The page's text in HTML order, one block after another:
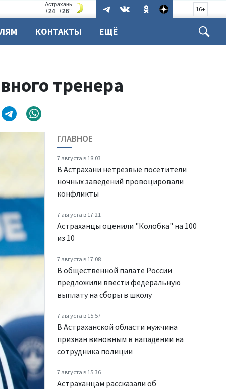
16+
КОНТАКТЫ ЕЩЁ
тренера
ГЛАВНОЕ
7 августа в 18:03
В Астрахани нетрезвые посетители
ночных заведений провоцировали
конфликты
7 августа в 17:21
Астраханцы оценили "Колобка" на 100
из 10
7 августа в 17:08
В общественной палате России
предложили ввести федеральную
выплату на сборы в школу
7 августа в 15:57
В Астраханской области мужчина
признан виновным в нападении на
сотрудника полиции
7 августа в 15:36
Астраханцам рассказали об